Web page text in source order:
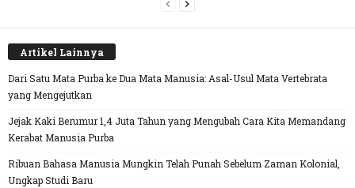
Artikel Lainnya
Dari Satu Mata Purba ke Dua Mata Manusia: Asal-Usul Mata Vertebrata
yang Mengejutkan
Jejak Kaki Berumur 1,4 Juta Tahun yang Mengubah Cara Kita Memandang
Kerabat Manusia Purba
Ribuan Bahasa Manusia Mungkin Telah Punah Sebelum Zaman Kolonial,
Ungkap Studi Baru